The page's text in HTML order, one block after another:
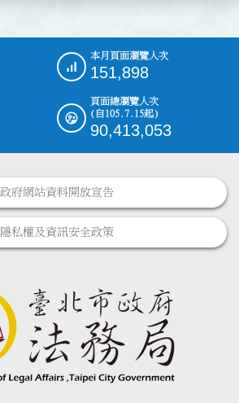
本月頁面瀏覽人次
151,898
頁面總瀏覽人次
(自105.7.15起)
90,413,053
政府網站資料開放宣告
隱私權及資訊安全政策